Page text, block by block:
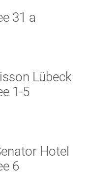
31 a
Lübeck
1-5
Hotel
6